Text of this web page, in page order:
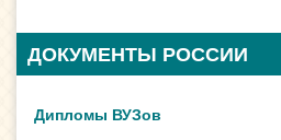
ДОКУМЕНТЫ РОССИИ
Дипломы ВУЗов